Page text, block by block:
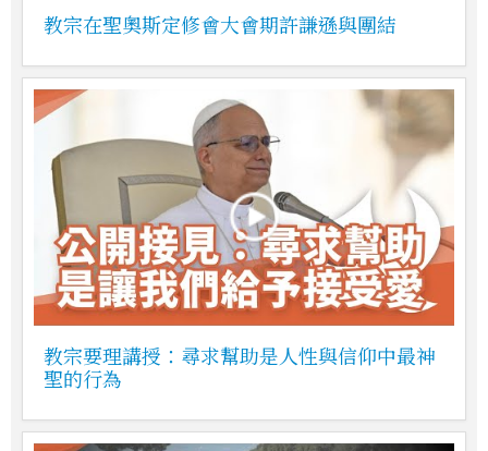
教宗在聖奧斯定修會大會期許謙遜與團結
教宗要理講授：尋求幫助是人性與信仰中最神
聖的行為